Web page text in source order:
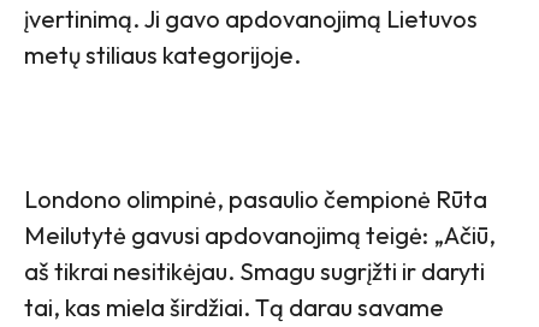
įvertinimą. Ji gavo apdovanojimą Lietuvos
metų stiliaus kategorijoje.
Londono olimpinė, pasaulio čempionė Rūta
Meilutytė gavusi apdovanojimą teigė: „Ačiū,
aš tikrai nesitikėjau. Smagu sugrįžti ir daryti
tai, kas miela širdžiai. Tą darau savame